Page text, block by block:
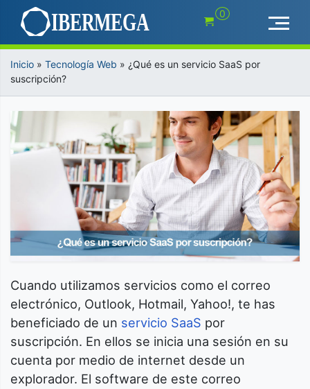
contenido
0
Inicio » Tecnología Web » ¿Qué es un servicio SaaS por
suscripción?
Cuando utilizamos servicios como el correo
electrónico, Outlook, Hotmail, Yahoo!, te has
beneficiado de un servicio SaaS por
suscripción. En ellos se inicia una sesión en su
cuenta por medio de internet desde un
explorador. El software de este correo